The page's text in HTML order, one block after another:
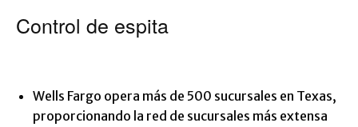
Control de espita
Wells Fargo opera más de 500 sucursales en Texas,
proporcionando la red de sucursales más extensa